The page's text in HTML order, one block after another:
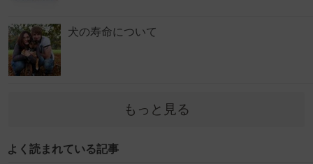
犬の寿命について
もっと見る
よく読まれている記事